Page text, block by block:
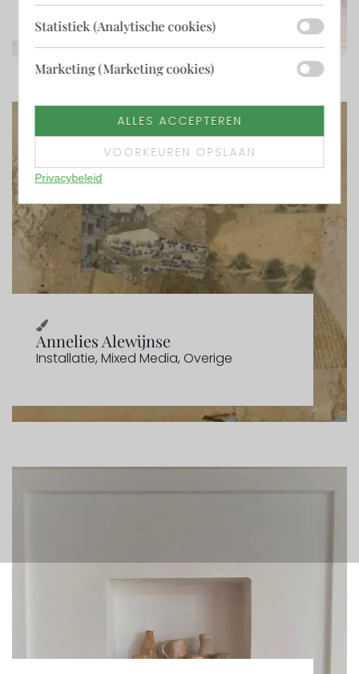
Annelies Alewijnse
Installatie, Mixed Media, Overige
Statistiek (Analytische cookies)
Marketing (Marketing cookies)
ALLES ACCEPTEREN
VOORKEUREN OPSLAAN
Privacybeleid